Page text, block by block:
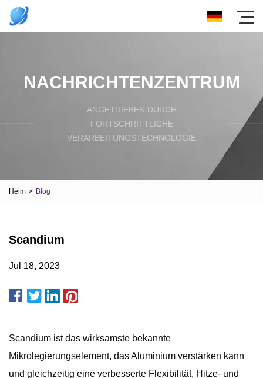
NACHRICHTENZENTRUM
ANGETRIEBEN DURCH
FORTSCHRITTLICHE
VERARBEITUNGSTECHNOLOGIE
Heim > Blog
Scandium
Jul 18, 2023
Scandium ist das wirksamste bekannte
Mikrolegierungselement, das Aluminium verstärken kann
und gleichzeitig eine verbesserte Flexibilität, Hitze- und